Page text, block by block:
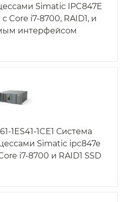
Simatic IPC847E
Core i7-8700, RAID1, и
интерфейсом
1ES41-1CE1 Система
Simatic ipc847e
i7-8700 и RAID1 SSD